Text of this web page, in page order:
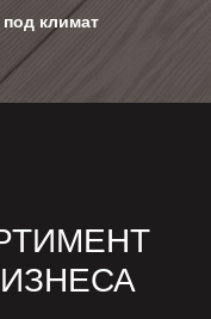
климат